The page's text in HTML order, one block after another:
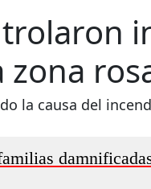
zona
la causa del